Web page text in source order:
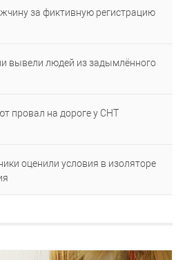
за фиктивную регистрацию
вывели людей из задымлённого
провал на дороге у СНТ
оценили условия в изоляторе